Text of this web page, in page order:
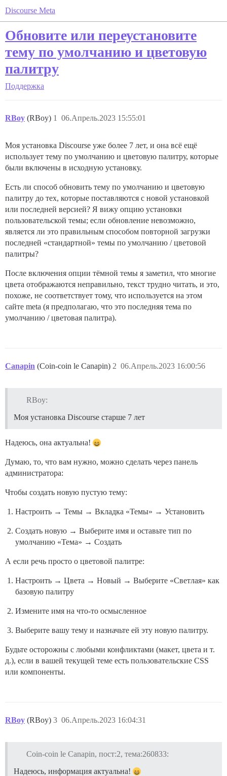
Discourse Meta
Обновите или переустановите
тему по умолчанию и цветовую
палитру
Поддержка
RBoy (RBoy) 06.Апрель.2023 15:55:01
1
Моя установка Discourse уже более 7 лет, и она всё ещё
использует тему по умолчанию и цветовую палитру, которые
были включены в исходную установку.
Есть ли способ обновить тему по умолчанию и цветовую
палитру до тех, которые поставляются с новой установкой
или последней версией? Я вижу опцию установки
пользовательской темы; если обновление невозможно,
является ли это правильным способом повторной загрузки
последней «стандартной» темы по умолчанию / цветовой
палитры?
После включения опции тёмной темы я заметил, что многие
цвета отображаются неправильно, текст трудно читать, и это,
похоже, не соответствует тому, что используется на этом
сайте meta (я предполагаю, что это последняя тема по
умолчанию / цветовая палитра).
Canapin (Coin-coin le Canapin) 06.Апрель.2023 16:00:56
2
RBoy:
Моя установка Discourse старше 7 лет
Надеюсь, она актуальна!
Думаю, то, что вам нужно, можно сделать через панель
администратора:
Чтобы создать новую пустую тему:
Настроить → Темы → Вкладка «Темы» → Установить
Создать новую → Выберите имя и оставьте тип по
умолчанию «Тема» → Создать
А если речь просто о цветовой палитре:
Настроить → Цвета → Новый → Выберите «Светлая» как
базовую палитру
Измените имя на что-то осмысленное
Выберите вашу тему и назначьте ей эту новую палитру.
Будьте осторожны с любыми конфликтами (макет, цвета и т.
д.), если в вашей текущей теме есть пользовательские CSS
или компоненты.
RBoy (RBoy) 06.Апрель.2023 16:04:31
3
Coin-coin le Canapin, пост:2, тема:260833:
Надеюсь, информация актуальна!